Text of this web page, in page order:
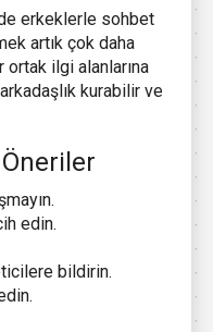
erkeklerle sohbet
artık çok daha
ortak ilgi alanlarına
kurabilir ve
edin.
bildirin.